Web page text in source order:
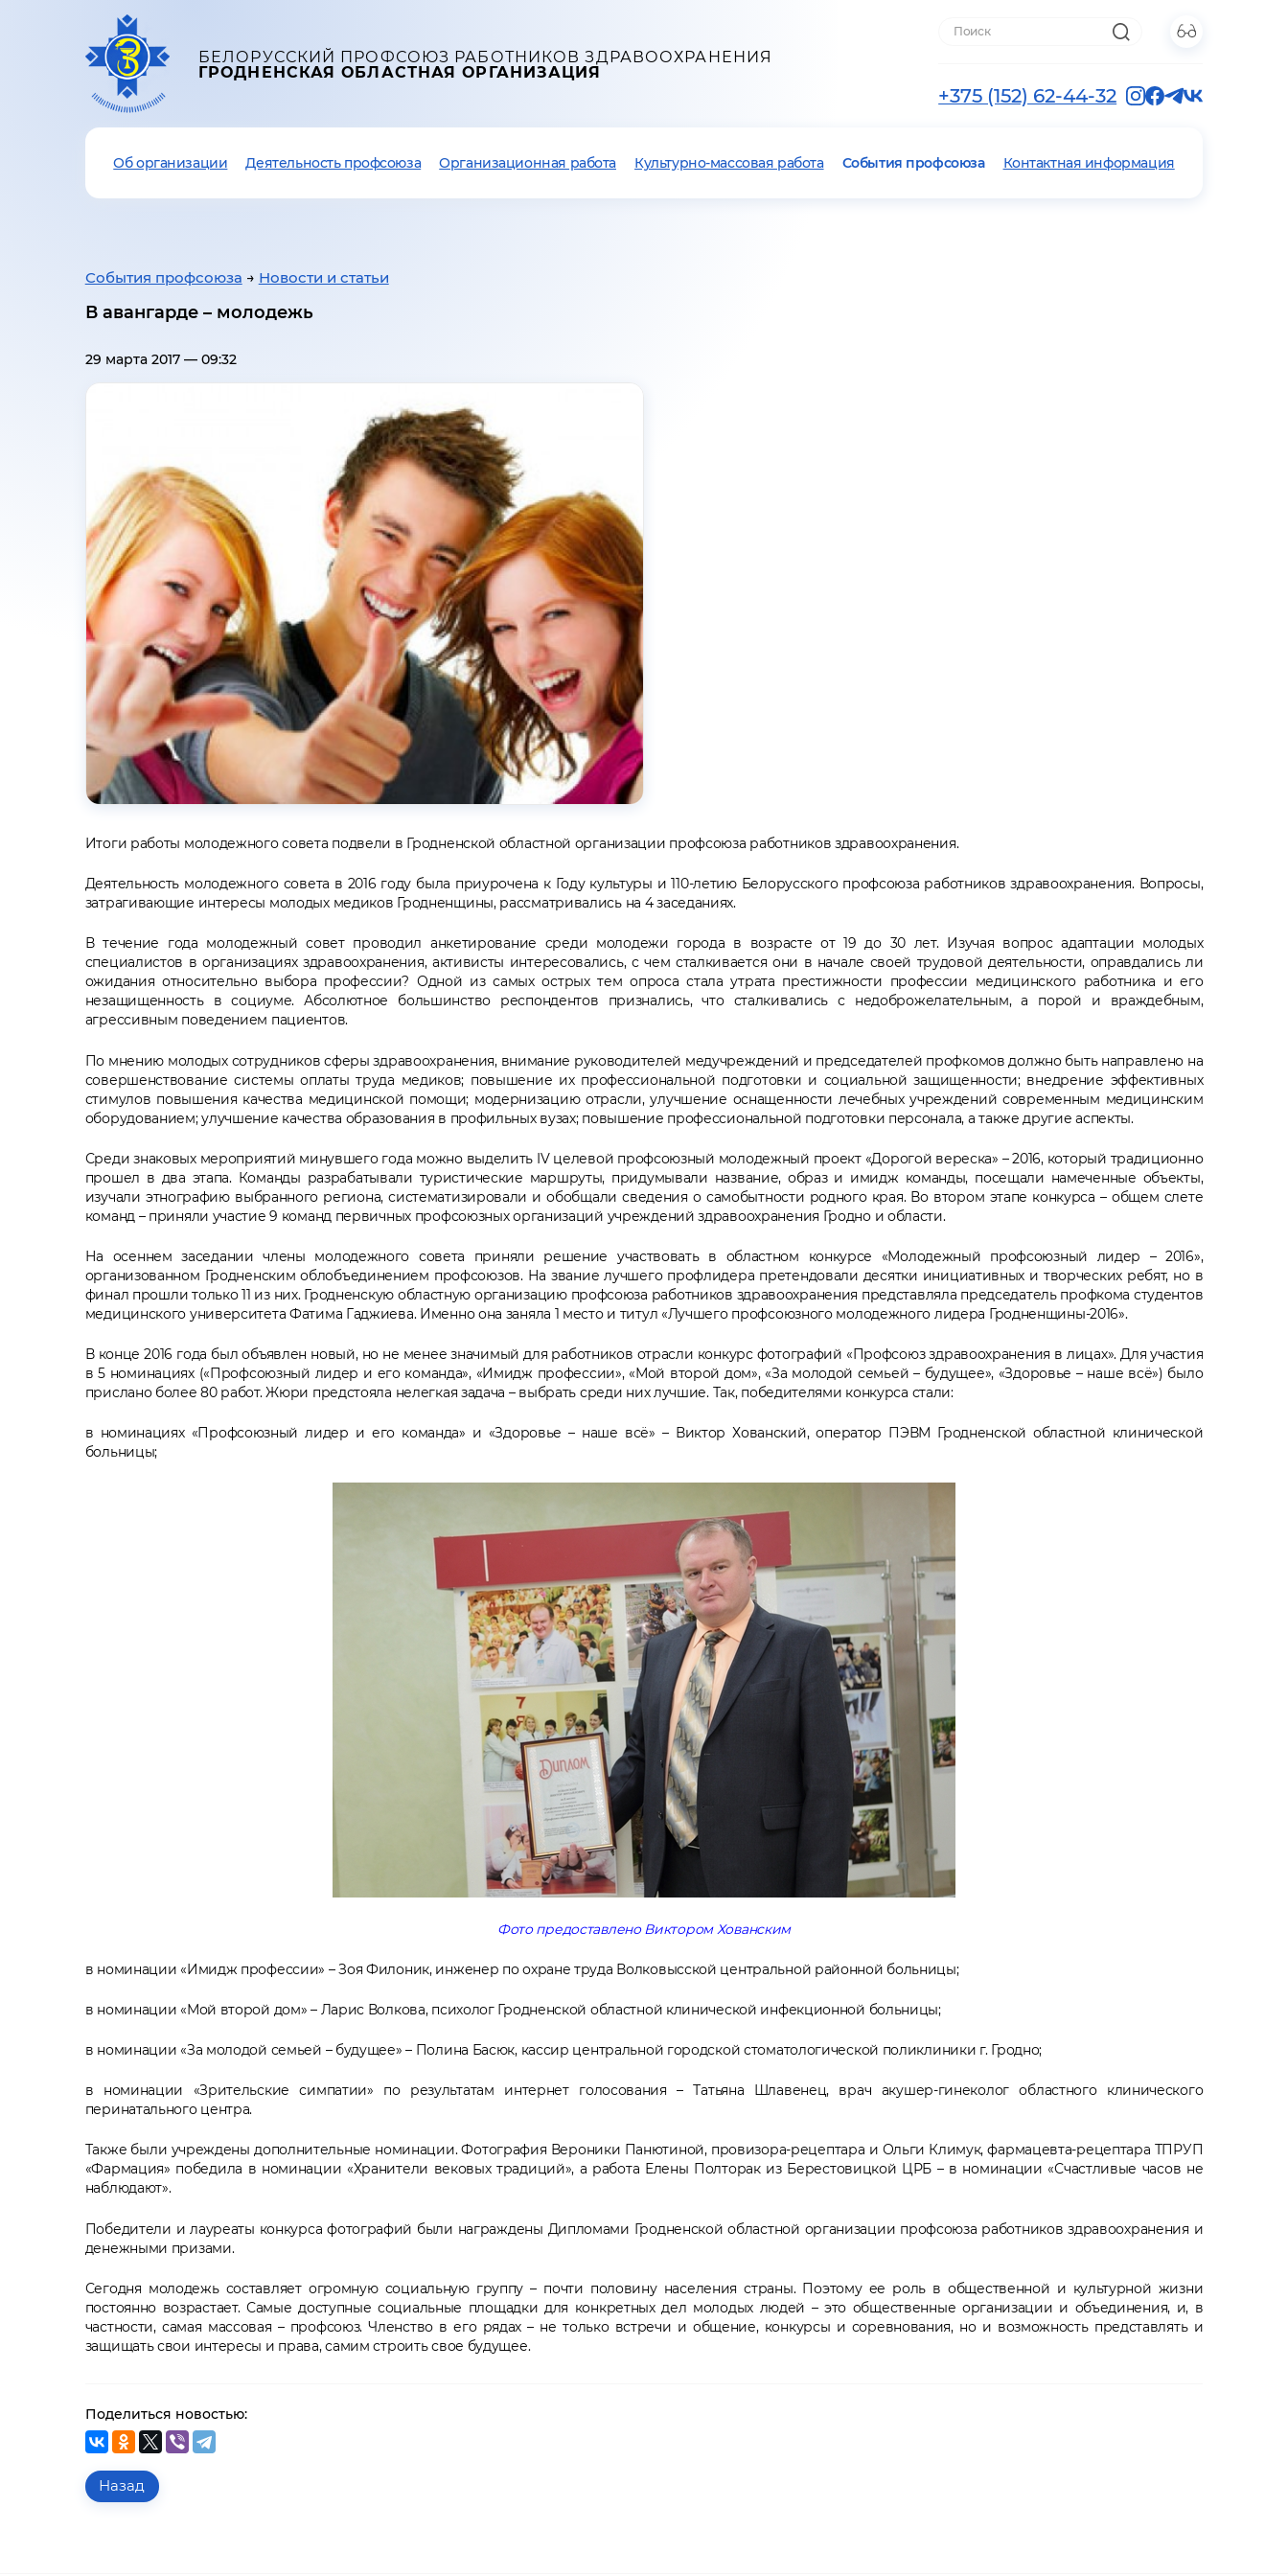
БЕЛОРУССКИЙ ПРОФСОЮЗ РАБОТНИКОВ ЗДРАВООХРАНЕНИЯ
ГРОДНЕНСКАЯ ОБЛАСТНАЯ ОРГАНИЗАЦИЯ
+375 (152) 62-44-32
Об организации Деятельность профсоюза Организационная работа Культурно-массовая работа События профсоюза Контактная информация
События профсоюза → Новости и статьи
В авангарде – молодежь
29 марта 2017 — 09:32
Итоги работы молодежного совета подвели в Гродненской областной организации профсоюза работников здравоохранения.
Деятельность молодежного совета в 2016 году была приурочена к Году культуры и 110-летию Белорусского профсоюза работников здравоохранения. Вопросы,
затрагивающие интересы молодых медиков Гродненщины, рассматривались на 4 заседаниях.
В течение года молодежный совет проводил анкетирование среди молодежи города в возрасте от 19 до 30 лет. Изучая вопрос адаптации молодых
специалистов в организациях здравоохранения, активисты интересовались, с чем сталкивается они в начале своей трудовой деятельности, оправдались ли
ожидания относительно выбора профессии? Одной из самых острых тем опроса стала утрата престижности профессии медицинского работника и его
незащищенность в социуме. Абсолютное большинство респондентов признались, что сталкивались с недоброжелательным, а порой и враждебным,
агрессивным поведением пациентов.
По мнению молодых сотрудников сферы здравоохранения, внимание руководителей медучреждений и председателей профкомов должно быть направлено на
совершенствование системы оплаты труда медиков; повышение их профессиональной подготовки и социальной защищенности; внедрение эффективных
стимулов повышения качества медицинской помощи; модернизацию отрасли, улучшение оснащенности лечебных учреждений современным медицинским
оборудованием; улучшение качества образования в профильных вузах; повышение профессиональной подготовки персонала, а также другие аспекты.
Среди знаковых мероприятий минувшего года можно выделить IV целевой профсоюзный молодежный проект «Дорогой вереска» – 2016, который традиционно
прошел в два этапа. Команды разрабатывали туристические маршруты, придумывали название, образ и имидж команды, посещали намеченные объекты,
изучали этнографию выбранного региона, систематизировали и обобщали сведения о самобытности родного края. Во втором этапе конкурса – общем слете
команд – приняли участие 9 команд первичных профсоюзных организаций учреждений здравоохранения Гродно и области.
На осеннем заседании члены молодежного совета приняли решение участвовать в областном конкурсе «Молодежный профсоюзный лидер – 2016»,
организованном Гродненским облобъединением профсоюзов. На звание лучшего профлидера претендовали десятки инициативных и творческих ребят, но в
финал прошли только 11 из них. Гродненскую областную организацию профсоюза работников здравоохранения представляла председатель профкома студентов
медицинского университета Фатима Гаджиева. Именно она заняла 1 место и титул «Лучшего профсоюзного молодежного лидера Гродненщины-2016».
В конце 2016 года был объявлен новый, но не менее значимый для работников отрасли конкурс фотографий «Профсоюз здравоохранения в лицах». Для участия
в 5 номинациях («Профсоюзный лидер и его команда», «Имидж профессии», «Мой второй дом», «За молодой семьей – будущее», «Здоровье – наше всё») было
прислано более 80 работ. Жюри предстояла нелегкая задача – выбрать среди них лучшие. Так, победителями конкурса стали:
в номинациях «Профсоюзный лидер и его команда» и «Здоровье – наше всё» – Виктор Хованский, оператор ПЭВМ Гродненской областной клинической
больницы;
Фото предоставлено Виктором Хованским
в номинации «Имидж профессии» – Зоя Филоник, инженер по охране труда Волковысской центральной районной больницы;
в номинации «Мой второй дом» – Ларис Волкова, психолог Гродненской областной клинической инфекционной больницы;
в номинации «За молодой семьей – будущее» – Полина Басюк, кассир центральной городской стоматологической поликлиники г. Гродно;
в номинации «Зрительские симпатии» по результатам интернет голосования – Татьяна Шлавенец, врач акушер-гинеколог областного клинического
перинатального центра.
Также были учреждены дополнительные номинации. Фотография Вероники Панютиной, провизора-рецептара и Ольги Климук, фармацевта-рецептара ТПРУП
«Фармация» победила в номинации «Хранители вековых традиций», а работа Елены Полторак из Берестовицкой ЦРБ – в номинации «Счастливые часов не
наблюдают».
Победители и лауреаты конкурса фотографий были награждены Дипломами Гродненской областной организации профсоюза работников здравоохранения и
денежными призами.
Сегодня молодежь составляет огромную социальную группу – почти половину населения страны. Поэтому ее роль в общественной и культурной жизни
постоянно возрастает. Самые доступные социальные площадки для конкретных дел молодых людей – это общественные организации и объединения, и, в
частности, самая массовая – профсоюз. Членство в его рядах – не только встречи и общение, конкурсы и соревнования, но и возможность представлять и
защищать свои интересы и права, самим строить свое будущее.
Поделиться новостью:
Назад